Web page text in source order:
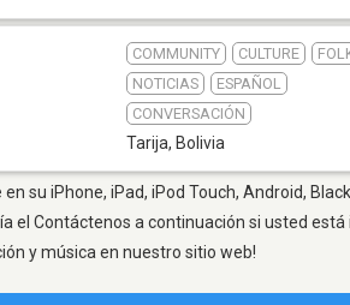
COMMUNITY CULTURE
NOTICIAS
ESPAÑOL
CONVERSACIÓN
Tarija, Bolivia
su iPhone, iPad, iPod Touch, Android,
el Contáctenos a continuación si usted
y música en nuestro sitio web!